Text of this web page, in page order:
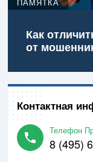
ПАМЯТКА
Как
от
Контактная
Телефон
8 (495)